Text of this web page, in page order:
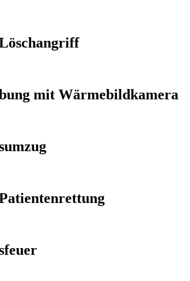
mit Wärmebildkamera